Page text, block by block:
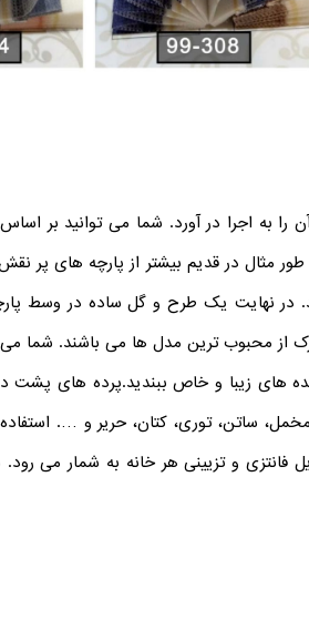
به اجرا در آورد. شما می توانید بر
طور مثال در قدیم بیشتر از پارچه های پر
در نهایت یک طرح و گل ساده در وسط
محبوب ترین مدل ها می باشند. شما می
های زیبا و خاص ببندید.پرده های پشت
ساتن، توری، کتان، حریر و ….
و تزیینی هر خانه به شمار می